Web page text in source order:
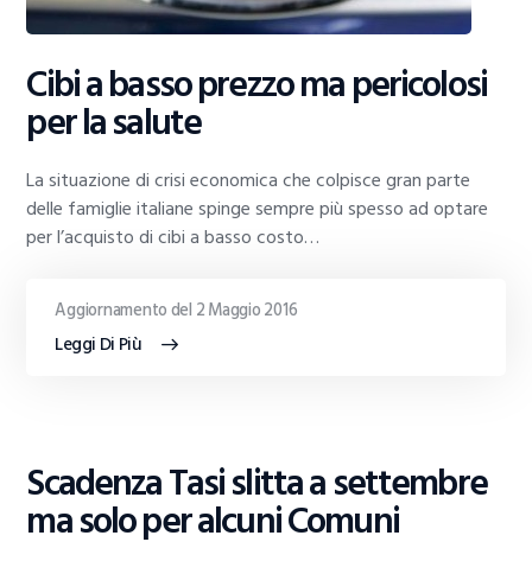
Cibi a basso prezzo ma pericolosi
per la salute
La situazione di crisi economica che colpisce gran parte
delle famiglie italiane spinge sempre più spesso ad optare
per l’acquisto di cibi a basso costo…
Leggi Di Più
Aggiornamento del 2 Maggio 2016
AL
TRADING
Scadenza Tasi slitta a settembre
ma solo per alcuni Comuni